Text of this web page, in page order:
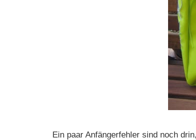
Ein paar Anfängerfehler sind noch